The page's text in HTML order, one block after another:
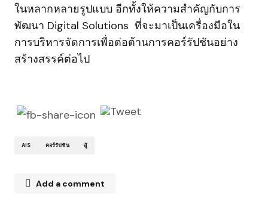
ในหลากหลายรูปแบบ อีกทั้งให้ความสำคัญกับการ
พัฒนา Digital Solutions ที่จะมาเป็นเครื่องมือใน
การบริหารจัดการเพื่อต่อต้านการคอร์รัปชันอย่าง
สร้างสรรค์ต่อไป
AIS คอร์รัปชัน สู้
Add a comment